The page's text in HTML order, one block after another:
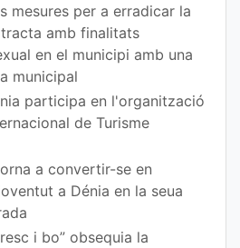
mesures per a erradicar la
amb finalitats
en el municipi amb una
municipal
participa en l'organització
de Turisme
a convertir-se en
a Dénia en la seua
i bo” obsequia la